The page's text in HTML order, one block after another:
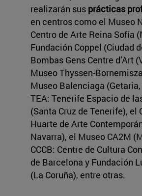
realizarán sus prácticas
en centros como el Museo
Centro de Arte Reina Sofía
Fundación Coppel (Ciudad
Bombas Gens Centre d’Art
Museo Thyssen-
Museo Balenciaga
TEA: Tenerife Espacio de
(Santa Cruz de Tenerife), el
Huarte de Arte
Navarra), el Museo CA2M
CCCB: Centre de Cultura
de Barcelona y Fundación
(La Coruña), entre otras.